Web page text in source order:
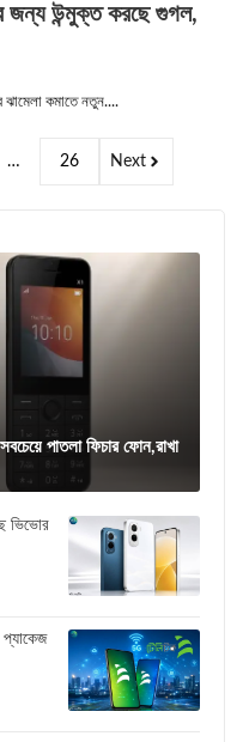
জন্য উন্মুক্ত করছে গুগল,
ঝামেলা কমাতে নতুন....
… 26 Next
পাতলা ফিচার ফোন,রাখা
ভিভোর
প্যাকেজ